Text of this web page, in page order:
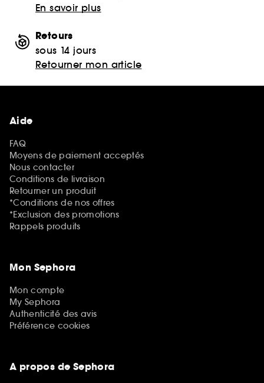
En savoir plus
Retours
sous 14 jours
Retourner mon article
Aide
FAQ
Moyens de paiement acceptés
Nous contacter
Conditions de livraison
Retourner un produit
*Conditions de nos offres
*Exclusion des promotions
Rappels produits
Mon Sephora
Mon compte
My Sephora
Authenticité des avis
Préférence cookies
A propos de Sephora